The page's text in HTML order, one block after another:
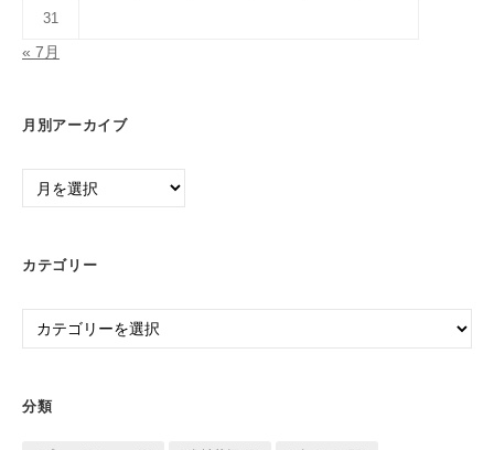
31
« 7月
月別アーカイブ
月
カ
カテゴリー
カ
ー
分類